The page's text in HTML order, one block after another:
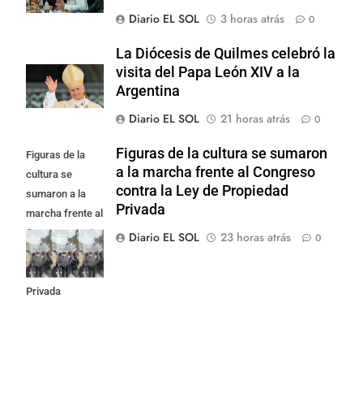
Diario EL SOL
3 horas atrás 0
La Diócesis de Quilmes celebró la
visita del Papa León XIV a la
Argentina
Diario EL SOL
21 horas atrás 0
Figuras de la
cultura se
sumaron a la
marcha frente al
Congreso contra
la Ley de
Propiedad
Privada
Figuras de la cultura se sumaron
a la marcha frente al Congreso
contra la Ley de Propiedad
Privada
Diario EL SOL
23 horas atrás 0